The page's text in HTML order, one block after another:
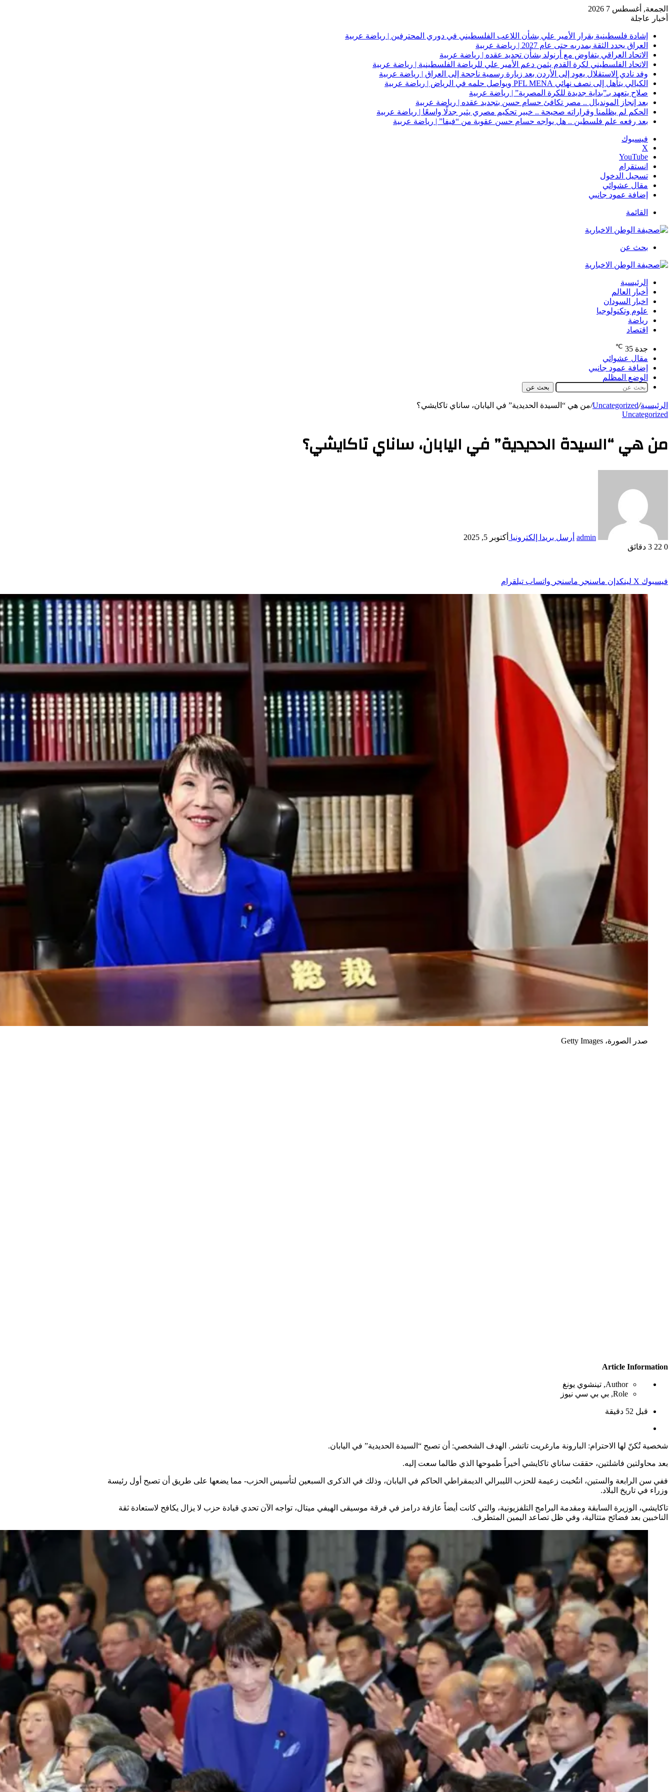
الجمعة, أغسطس 7 2026
أخبار عاجلة
إشادة فلسطينية بقرار الأمير علي بشأن اللاعب الفلسطيني في دوري المحترفين | رياضة عربية
العراق يجدد الثقة بمدربه حتى عام 2027 | رياضة عربية
الاتحاد العراقي يتفاوض مع أرنولد بشأن تجديد عقده | رياضة عربية
الاتحاد الفلسطيني لكرة القدم يثمن دعم الأمير علي للرياضة الفلسطينية | رياضة عربية
وفد نادي الاستقلال يعود إلى الأردن بعد زيارة رسمية ناجحة إلى العراق | رياضة عربية
الكيالي يتأهل إلى نصف نهائي PFL MENA ويواصل حلمه في الرياض | رياضة عربية
صلاح يتعهد بـ”بداية جديدة للكرة المصرية” | رياضة عربية
بعد إنجاز المونديال .. مصر تكافئ حسام حسن بتجديد عقده | رياضة عربية
الحكم لم يظلمنا وقراراته صحيحة .. خبير تحكيم مصري يثير جدلًا واسعًا | رياضة عربية
بعد رفعه علم فلسطين .. هل يواجه حسام حسن عقوبة من “فيفا” | رياضة عربية
فيسبوك
‫X
‫YouTube
انستقرام
تسجيل الدخول
مقال عشوائي
إضافة عمود جانبي
القائمة
بحث عن
الرئيسية
أخبار العالم
اخبار السودان
علوم وتكنولوجيا
رياضة
اقتصاد
جدة 35
℃
مقال عشوائي
إضافة عمود جانبي
الوضع المظلم
بحث عن
الرئيسية/
Uncategorized
/من هي “السيدة الحديدية” في اليابان، ساناي تاكايشي؟
Uncategorized
من هي “السيدة الحديدية” في اليابان، ساناي تاكايشي؟
admin أرسل بريدا إلكترونيا أكتوبر 5, 2025
0
3 دقائق
فيسبوك ‫X لينكدإن ماسنجر ماسنجر واتساب تيلقرام
صدر الصورة، Getty Images
Article Information
Author, تينشوي يونغ
Role, بي بي سي نيوز
قبل 52 دقيقة
شخصية تُكنّ لها الاحترام: البارونة مارغريت تاتشر. الهدف الشخصي: أن تصبح “السيدة الحديدية” في اليابان.
بعد محاولتين فاشلتين، حققت ساناي تاكايشي أخيراً طموحها الذي طالما سعت إليه.
ففي سن الرابعة والستين، انتُخبت زعيمة للحزب الليبرالي الديمقراطي الحاكم في اليابان، وذلك في الذكرى السبعين لتأسيس الحزب- مما يضعها على طريق أن تصبح أول رئيسة
وزراء في تاريخ البلاد.
تاكايشي، الوزيرة السابقة ومقدمة البرامج التلفزيونية، والتي كانت أيضاً عازفة درامز في فرقة موسيقى الهيفي ميتال، تواجه الآن تحدي قيادة حزب لا يزال يكافح لاستعادة ثقة
الناخبين بعد فضائح متتالية، وفي ظل تصاعد اليمين المتطرف.